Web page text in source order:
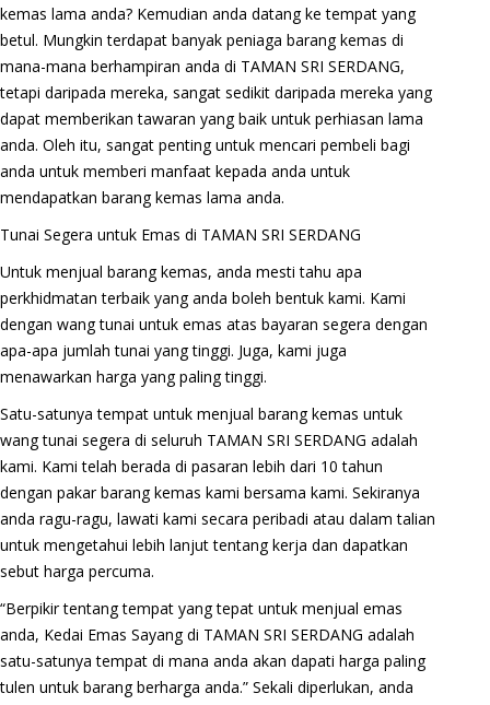
kemas lama anda? Kemudian anda datang ke tempat yang
betul. Mungkin terdapat banyak peniaga barang kemas di
mana-mana berhampiran anda di TAMAN SRI SERDANG,
tetapi daripada mereka, sangat sedikit daripada mereka yang
dapat memberikan tawaran yang baik untuk perhiasan lama
anda. Oleh itu, sangat penting untuk mencari pembeli bagi
anda untuk memberi manfaat kepada anda untuk
mendapatkan barang kemas lama anda.
Tunai Segera untuk Emas di TAMAN SRI SERDANG
Untuk menjual barang kemas, anda mesti tahu apa
perkhidmatan terbaik yang anda boleh bentuk kami. Kami
dengan wang tunai untuk emas atas bayaran segera dengan
apa-apa jumlah tunai yang tinggi. Juga, kami juga
menawarkan harga yang paling tinggi.
Satu-satunya tempat untuk menjual barang kemas untuk
wang tunai segera di seluruh TAMAN SRI SERDANG adalah
kami. Kami telah berada di pasaran lebih dari 10 tahun
dengan pakar barang kemas kami bersama kami. Sekiranya
anda ragu-ragu, lawati kami secara peribadi atau dalam talian
untuk mengetahui lebih lanjut tentang kerja dan dapatkan
sebut harga percuma.
“Berpikir tentang tempat yang tepat untuk menjual emas
anda, Kedai Emas Sayang di TAMAN SRI SERDANG adalah
satu-satunya tempat di mana anda akan dapati harga paling
tulen untuk barang berharga anda.” Sekali diperlukan, anda